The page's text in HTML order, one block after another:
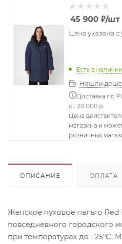
45 900 ₽/шт
Цена указана с
Есть в наличии
Нашли
Доставка по
от 20 000 р.
Цена
магазина и
розничных
ОПИСАНИЕ ОПЛАТА
Женское пуховое пальто Red
повседневного городского
при температурах до –25°C.